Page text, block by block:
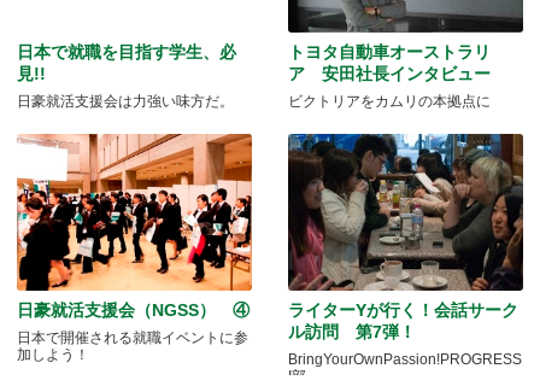
日本で就職を目指す学生、必
見!!
日豪就活支援会は力強い味方だ。
トヨタ自動車オーストラリ
ア 安田社長インタビュー
ビクトリアをカムリの本拠点に
日豪就活支援会（NGSS） ④
日本で開催される就職イベントに参
加しよう！
ライターYが行く！会話サーク
ル訪問 第7弾！
BringYourOwnPassion!PROGRESS
I部